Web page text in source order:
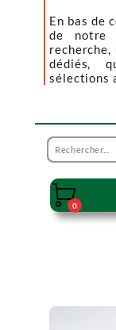
En bas de
de notre
dédiés,
sélections

0